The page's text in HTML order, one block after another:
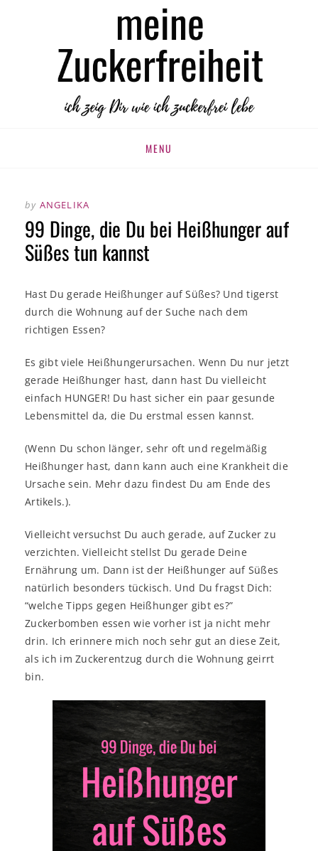
MEINE
ZUCKERFREIHEIT
zuckerfrei leben
MENU
by ANGELIKA
99 Dinge, die Du bei Heißhunger auf
Süßes tun kannst
Hast Du gerade Heißhunger auf Süßes? Und tigerst
durch die Wohnung auf der Suche nach dem
richtigen Essen?
Es gibt viele Heißhungerursachen. Wenn Du nur jetzt
gerade Heißhunger hast, dann hast Du vielleicht
einfach HUNGER! Du hast sicher ein paar gesunde
Lebensmittel da, die Du erstmal essen kannst.
(Wenn Du schon länger, sehr oft und regelmäßig
Heißhunger hast, dann kann auch eine Krankheit die
Ursache sein. Mehr dazu findest Du am Ende des
Artikels.).
Vielleicht versuchst Du auch gerade, auf Zucker zu
verzichten. Vielleicht stellst Du gerade Deine
Ernährung um. Dann ist der Heißhunger auf Süßes
natürlich besonders tückisch. Und Du fragst Dich:
“welche Tipps gegen Heißhunger gibt es?”
Zuckerbomben essen wie vorher ist ja nicht mehr
drin. Ich erinnere mich noch sehr gut an diese Zeit,
als ich im Zuckerentzug durch die Wohnung geirrt
bin.